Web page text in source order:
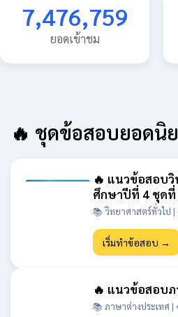
7,476,759
ยอดเข้าชม
🔥 ชุดข้อสอบยอดนิ
🔥 แนวข้อสอบ
ศึกษาปีที่ 4 ชุดที่
📚 วิทยาศาสตร์ทั่วไป
เริ่มทำข้อสอบ →
🔥 แนวข้อสอบ
📚 ภาษาต่างประเทศ |